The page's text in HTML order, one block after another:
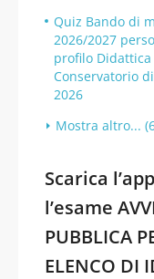
Quiz Bando di
2026/2027
profilo
Conservatorio
2026
Mostra altro...
Scarica
l’esame
PUBBLICA
ELENCO DI